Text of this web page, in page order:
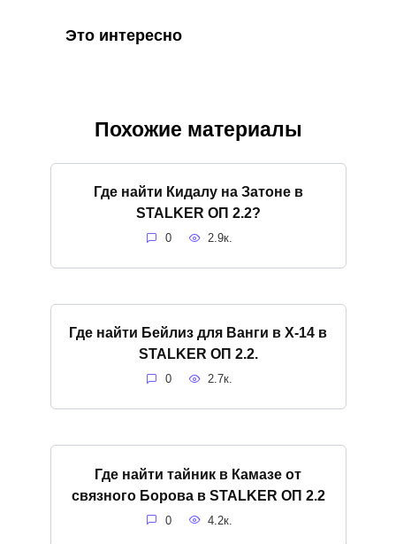
Это интересно
Похожие материалы
Где найти Кидалу на Затоне в
STALKER ОП 2.2?
0 2.9к.
Где найти Бейлиз для Ванги в X-14 в
STALKER ОП 2.2.
0 2.7к.
Где найти тайник в Камазе от
связного Борова в STALKER ОП 2.2
0 4.2к.